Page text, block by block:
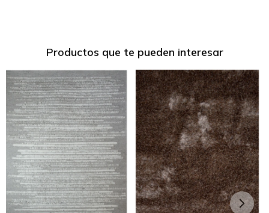
Productos que te pueden interesar